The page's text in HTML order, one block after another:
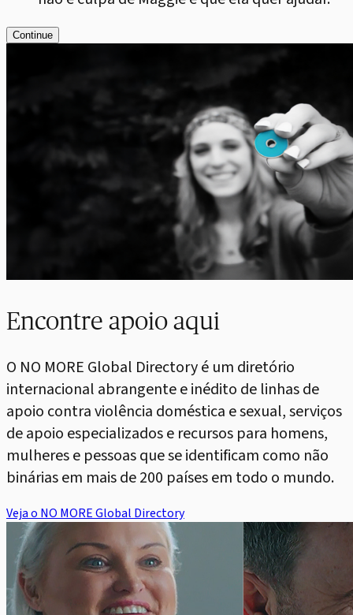
Continue
Encontre apoio aqui
O NO MORE Global Directory é um diretório
internacional abrangente e inédito de linhas de
apoio contra violência doméstica e sexual, serviços
de apoio especializados e recursos para homens,
mulheres e pessoas que se identificam como não
binárias em mais de 200 países em todo o mundo.
Veja o NO MORE Global Directory